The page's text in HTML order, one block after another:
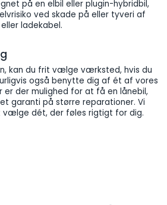
på en elbil eller plugin-hybridbil,
ved skade på eller tyveri af
ladekabel.
kan du frit vælge værksted, hvis du
også benytte dig af ét af vores
der mulighed for at få en lånebil,
garanti på større reparationer. Vi
vælge dét, der føles rigtigt for dig.